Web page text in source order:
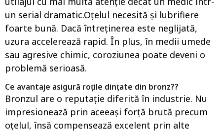
un serial dramatic.Oțelul necesită și lubrifiere
foarte bună. Dacă întreținerea este neglijată,
uzura accelerează rapid. În plus, în medii umede
sau agresive chimic, coroziunea poate deveni o
problemă serioasă.
Ce avantaje asigură roțile dințate din bronz??
Bronzul are o reputație diferită în industrie. Nu
impresionează prin aceeași forță brută precum
oțelul, însă compensează excelent prin alte